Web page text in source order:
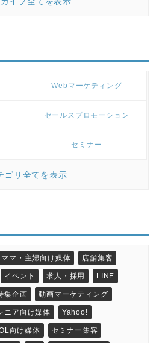
Webマーケティング
セールスプロモーション
セミナー
ゴリ全てを表示
ママ・主婦向け媒体 店舗集客
イベント 求人・採用 LINE
集企画 動画マーケティング
ニア向け媒体 Yahoo!
向け媒体 セミナー集客